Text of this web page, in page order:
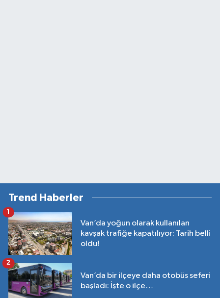
Trend Haberler
Van’da yoğun olarak kullanılan
kavşak trafiğe kapatılıyor: Tarih belli
oldu!
1
Van’da bir ilçeye daha otobüs seferi
başladı: İşte o ilçe…
2